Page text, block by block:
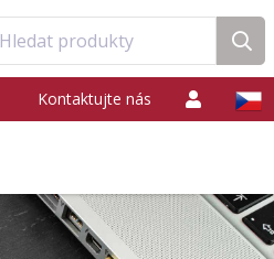
Hledat produkty
Kontaktujte nás